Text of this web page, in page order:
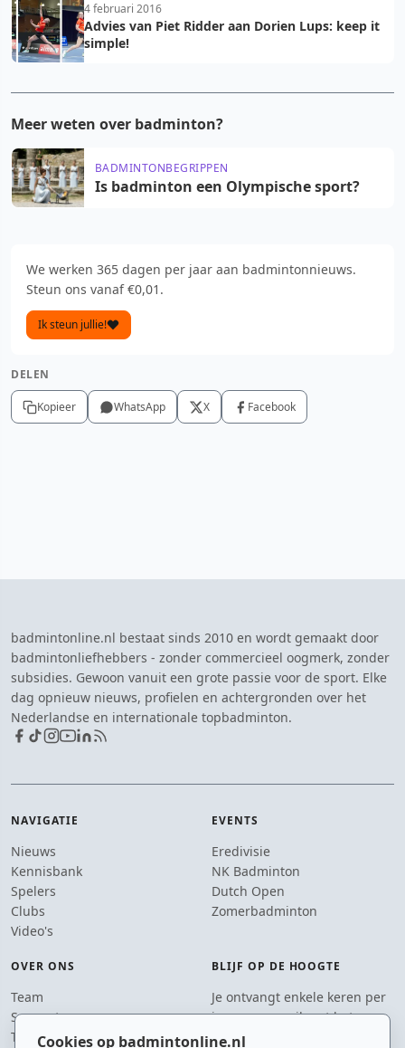
Cookies op badmintonline.nl
4 februari 2016
Advies van Piet Ridder aan Dorien Lups: keep it
simple!
Meer weten over badminton?
BADMINTONBEGRIPPEN
Is badminton een Olympische sport?
We werken 365 dagen per jaar aan badmintonnieuws.
Steun ons vanaf €0,01.
Ik steun jullie!
DELEN
Kopieer WhatsApp X Facebook
badmintonline.nl bestaat sinds 2010 en wordt gemaakt door
badmintonliefhebbers - zonder commercieel oogmerk, zonder
subsidies. Gewoon vanuit een grote passie voor de sport. Elke
dag opnieuw nieuws, profielen en achtergronden over het
Nederlandse en internationale topbadminton.
NAVIGATIE
Nieuws
Kennisbank
Spelers
Clubs
Video's
EVENTS
Eredivisie
NK Badminton
Dutch Open
Zomerbadminton
OVER ONS
Team
Supporters
Tip de redactie
BLIJF OP DE HOOGTE
Je ontvangt enkele keren per
jaar een e-mail met het
laatste badmintonnieuws.